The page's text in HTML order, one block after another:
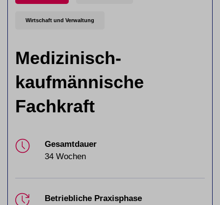
Wirtschaft und Verwaltung
Medizinisch-
kaufmännische
Fachkraft
Gesamtdauer
34 Wochen
Betriebliche Praxisphase